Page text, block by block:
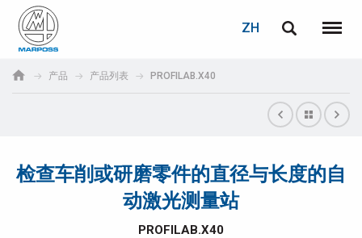
S.p.A.
ZH
菜单
产品 产品列表 PROFILAB.X40
检查车削或研磨零件的直径与长度的自
动激光测量站
PROFILAB.X40
Deutsch
Español
日本語 (Japanese)
登录
密码